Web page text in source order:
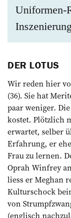
Uniformen-
DER LOTUS
Wir reden hier
(36). Sie hat
paar weniger.
kostet. Plötzlich
erwartet, selber
Erfahrung, er
Frau zu lernen.
Oprah Winfrey
liess er Meghan
Kulturschock
von
(englisch